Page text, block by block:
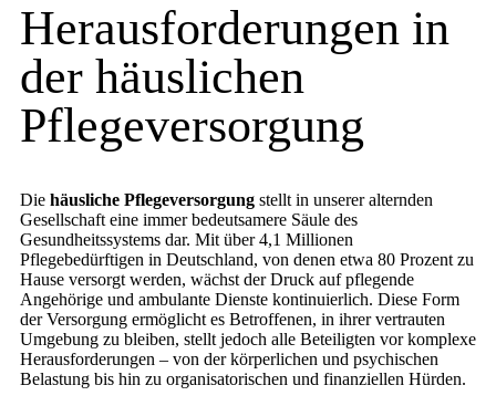
Herausforderungen in
der häuslichen
Pflegeversorgung
Die häusliche Pflegeversorgung stellt in unserer alternden
Gesellschaft eine immer bedeutsamere Säule des
Gesundheitssystems dar. Mit über 4,1 Millionen
Pflegebedürftigen in Deutschland, von denen etwa 80 Prozent zu
Hause versorgt werden, wächst der Druck auf pflegende
Angehörige und ambulante Dienste kontinuierlich. Diese Form
der Versorgung ermöglicht es Betroffenen, in ihrer vertrauten
Umgebung zu bleiben, stellt jedoch alle Beteiligten vor komplexe
Herausforderungen – von der körperlichen und psychischen
Belastung bis hin zu organisatorischen und finanziellen Hürden.